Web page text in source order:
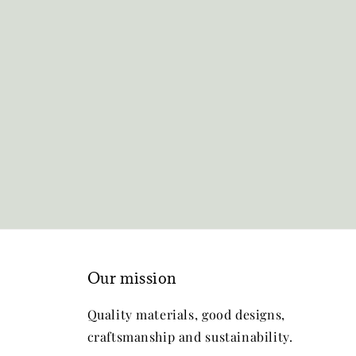
Our mission
Quality materials, good designs,
craftsmanship and sustainability.